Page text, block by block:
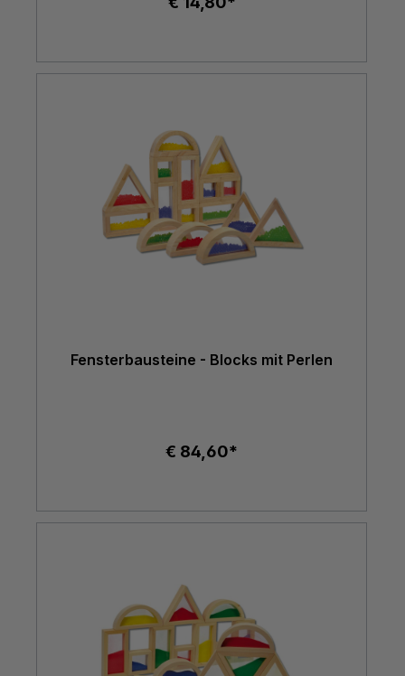
Fensterbausteine - Blocks mit Perlen
€ 84,60*